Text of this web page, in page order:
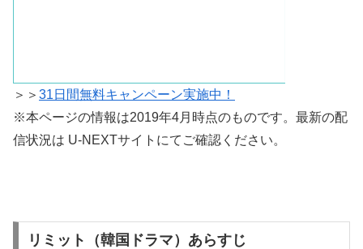
＞＞ 31日間無料キャンペーン実施中！
※本ページの情報は2019年4月時点のものです。最新の配
信状況は U-NEXTサイトにてご確認ください。
リミット（韓国ドラマ）あらすじ